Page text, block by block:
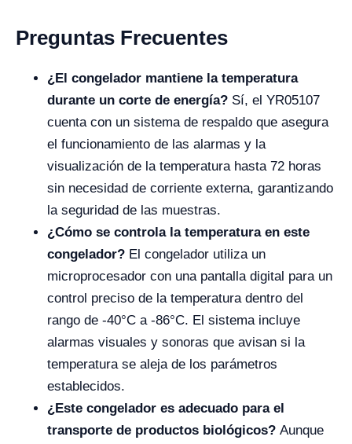
Preguntas Frecuentes
¿El congelador mantiene la temperatura
durante un corte de energía? Sí, el YR05107
cuenta con un sistema de respaldo que asegura
el funcionamiento de las alarmas y la
visualización de la temperatura hasta 72 horas
sin necesidad de corriente externa, garantizando
la seguridad de las muestras.
¿Cómo se controla la temperatura en este
congelador? El congelador utiliza un
microprocesador con una pantalla digital para un
control preciso de la temperatura dentro del
rango de -40°C a -86°C. El sistema incluye
alarmas visuales y sonoras que avisan si la
temperatura se aleja de los parámetros
establecidos.
¿Este congelador es adecuado para el
transporte de productos biológicos? Aunque